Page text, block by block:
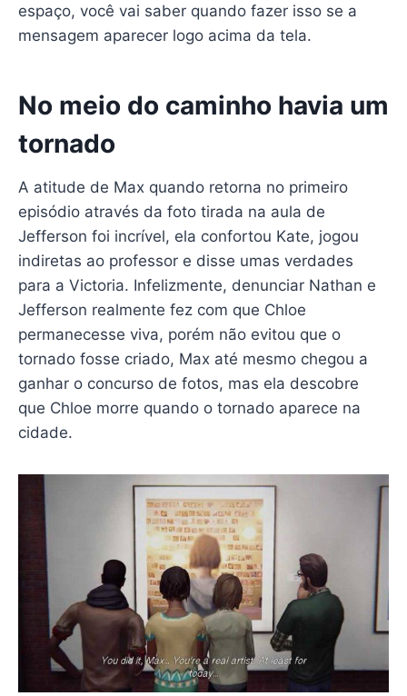
espaço, você vai saber quando fazer isso se a
mensagem aparecer logo acima da tela.
No meio do caminho havia um
tornado
A atitude de Max quando retorna no primeiro
episódio através da foto tirada na aula de
Jefferson foi incrível, ela confortou Kate, jogou
indiretas ao professor e disse umas verdades
para a Victoria. Infelizmente, denunciar Nathan e
Jefferson realmente fez com que Chloe
permanecesse viva, porém não evitou que o
tornado fosse criado, Max até mesmo chegou a
ganhar o concurso de fotos, mas ela descobre
que Chloe morre quando o tornado aparece na
cidade.